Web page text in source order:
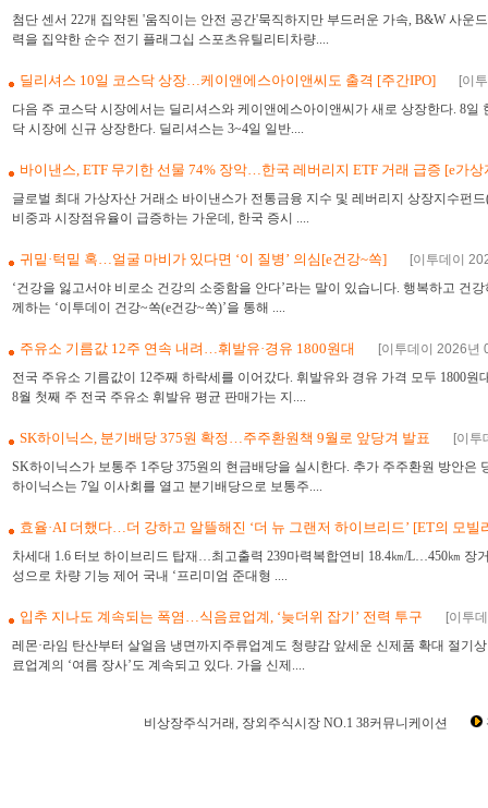
첨단 센서 22개 집약된 '움직이는 안전 공간'묵직하지만 부드러운 가속, B&W 사운
력을 집약한 순수 전기 플래그십 스포츠유틸리티차량....
딜리셔스 10일 코스닥 상장…케이앤에스아이앤씨도 출격 [주간IPO]
[이
다음 주 코스닥 시장에서는 딜리셔스와 케이앤에스아이앤씨가 새로 상장한다. 8
닥 시장에 신규 상장한다. 딜리셔스는 3~4일 일반....
바이낸스, ETF 무기한 선물 74% 장악…한국 레버리지 ETF 거래 급증 [e가
글로벌 최대 가상자산 거래소 바이낸스가 전통금융 지수 및 레버리지 상장지수펀
비중과 시장점유율이 급증하는 가운데, 한국 증시 ....
귀밑·턱밑 혹…얼굴 마비가 있다면 ‘이 질병’ 의심[e건강~쏙]
[이투데이
‘건강을 잃고서야 비로소 건강의 소중함을 안다’라는 말이 있습니다. 행복하고 건
께하는 ‘이투데이 건강~쏙(e건강~쏙)’을 통해 ....
주유소 기름값 12주 연속 내려…휘발유·경유 1800원대
[이투데이 2026년
전국 주유소 기름값이 12주째 하락세를 이어갔다. 휘발유와 경유 가격 모두 1800
8월 첫째 주 전국 주유소 휘발유 평균 판매가는 지....
SK하이닉스, 분기배당 375원 확정…주주환원책 9월로 앞당겨 발표
[이투
SK하이닉스가 보통주 1주당 375원의 현금배당을 실시한다. 추가 주주환원 방안
하이닉스는 7일 이사회를 열고 분기배당으로 보통주....
효율·AI 더했다…더 강하고 알뜰해진 ‘더 뉴 그랜저 하이브리드’ [ET의 모빌
차세대 1.6 터보 하이브리드 탑재…최고출력 239마력복합연비 18.4㎞/L…450㎞ 장
성으로 차량 기능 제어 국내 ‘프리미엄 준대형 ....
입추 지나도 계속되는 폭염…식음료업계, ‘늦더위 잡기’ 전력 투구
[이투
레몬·라임 탄산부터 살얼음 냉면까지주류업계도 청량감 앞세운 신제품 확대 절기
료업계의 ‘여름 장사’도 계속되고 있다. 가을 신제....
비상장주식거래, 장외주식시장 NO.1 38커뮤니케이션